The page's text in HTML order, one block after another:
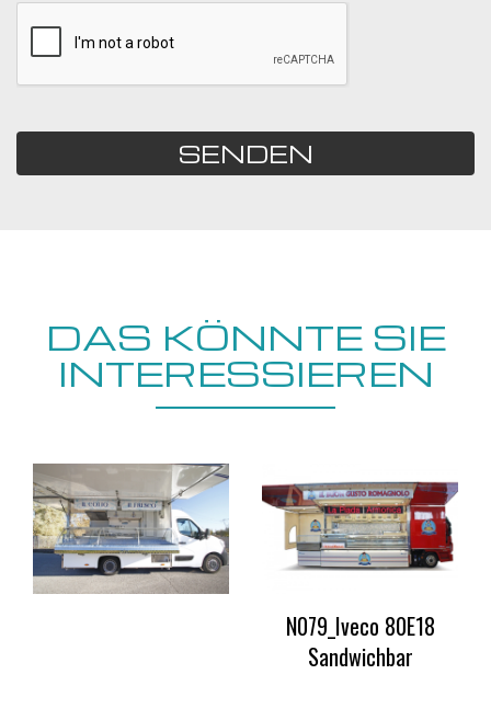
SENDEN
DAS KÖNNTE SIE
INTERESSIEREN
N079_Iveco 80E18
Sandwichbar